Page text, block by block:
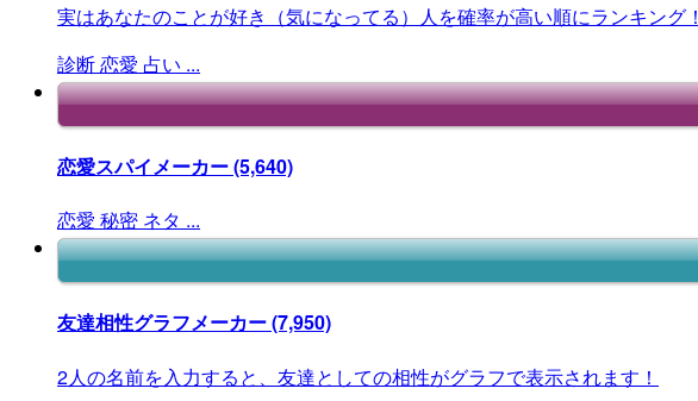
実はあなたのことが好き（気になってる）人を確率が高い順にランキング！
診断恋愛 占い ...
恋愛スパイメーカー(5,640)
恋愛 秘密 ネタ ...
友達相性グラフメーカー(7,950)
2人の名前を入力すると、友達としての相性がグラフで表示されます！